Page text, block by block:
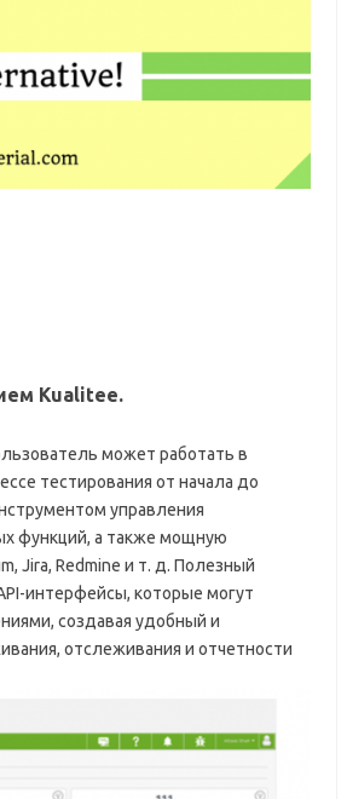
Kualitee.
может работать в
тестирования от начала до
управления
функций, а также мощную
Jira, Redmine и т. д. Полезный
интерфейсы, которые могут
создавая удобный и
отслеживания и отчетности